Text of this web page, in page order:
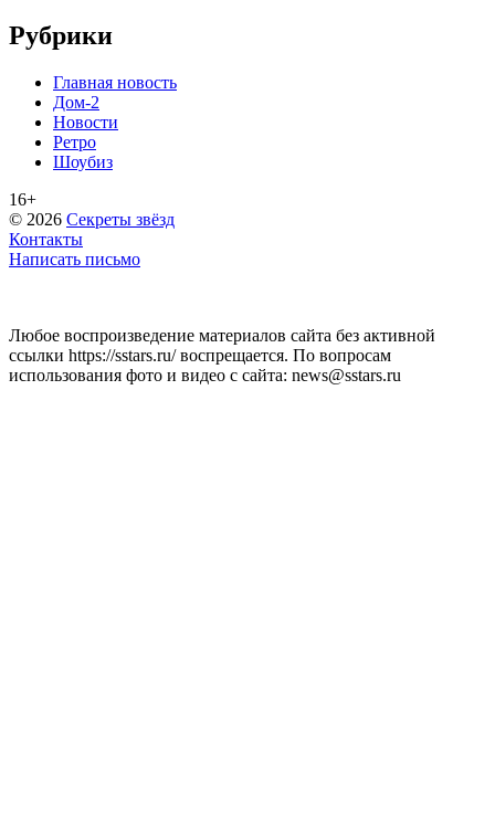
Рубрики
Главная новость
Дом-2
Новости
Ретро
Шоубиз
16+
© 2026 Секреты звёзд
Контакты
Написать письмо
Любое воспроизведение материалов сайта без активной
ссылки https://sstars.ru/ воспрещается. По вопросам
использования фото и видео с сайта: news@sstars.ru